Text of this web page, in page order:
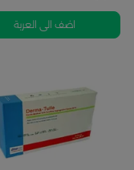
اضف الى العربة